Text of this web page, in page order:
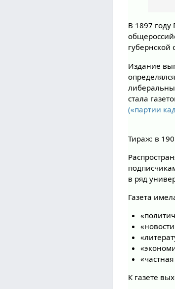
В 1897
губернской
Издание
стала
(«партии
Тираж: в
в ряд
Газета
К газете